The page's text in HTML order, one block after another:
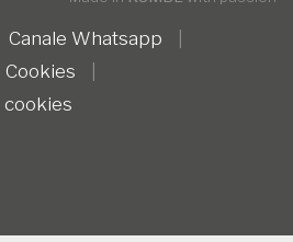
Canale Whatsapp
Cookies